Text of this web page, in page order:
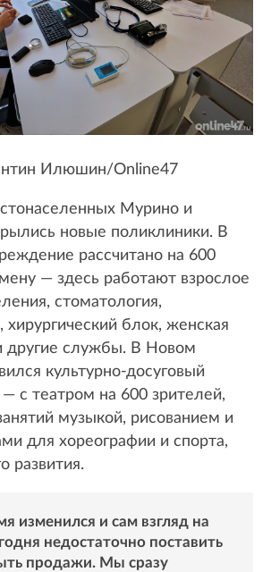
Илюшин/Online47
Мурино и
новые поликлиники. В
рассчитано на 600
— здесь работают взрослое
стоматология,
хирургический блок, женская
другие службы. В Новом
культурно-досуговый
с театром на 600 зрителей,
музыкой, рисованием и
для хореографии и спорта,
развития.
изменился и сам взгляд на
недостаточно поставить
продажи. Мы сразу